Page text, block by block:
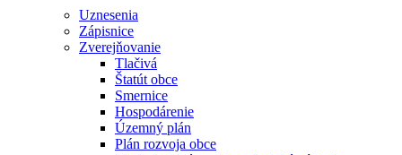
Uznesenia
Zápisnice
Zverejňovanie
Tlačivá
Štatút obce
Smernice
Hospodárenie
Územný plán
Plán rozvoja obce